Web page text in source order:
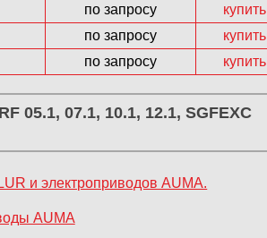
по запросу
купить
по запросу
купить
по запросу купить
05.1, 07.1, 10.1, 12.1, SGFEXC
и электроприводов AUMA.
AUMA